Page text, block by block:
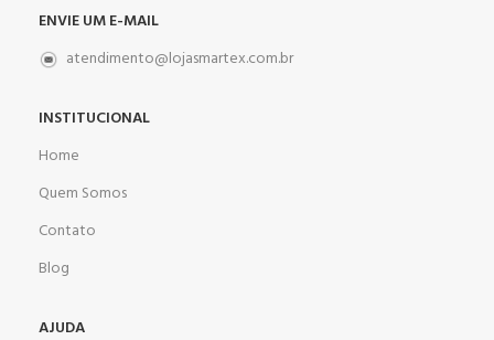
ENVIE UM E-MAIL
atendimento@lojasmartex.com.br
INSTITUCIONAL
Home
Quem Somos
Contato
Blog
AJUDA